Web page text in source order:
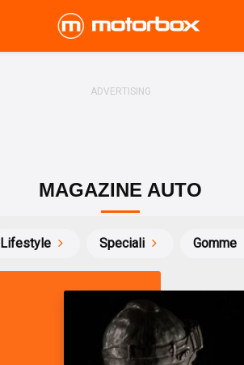
MAGAZINE AUTO
Lifestyle Speciali Gomme